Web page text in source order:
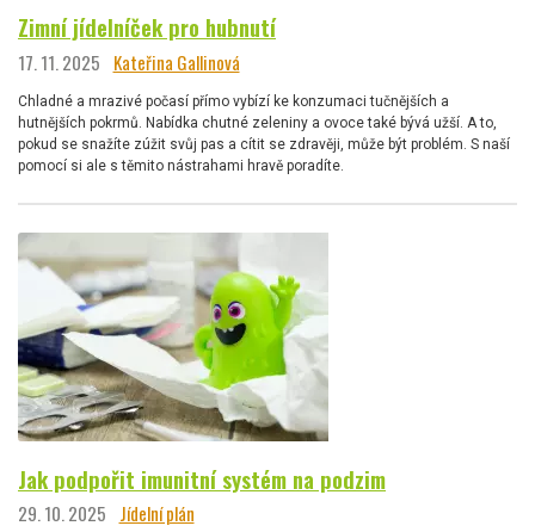
Zimní jídelníček pro hubnutí
17. 11. 2025 Kateřina Gallinová
Chladné a mrazivé počasí přímo vybízí ke konzumaci tučnějších a
hutnějších pokrmů. Nabídka chutné zeleniny a ovoce také bývá užší. A to,
pokud se snažíte zúžit svůj pas a cítit se zdravěji, může být problém. S naší
pomocí si ale s těmito nástrahami hravě poradíte.
Jak podpořit imunitní systém na podzim
29. 10. 2025 Jídelní plán